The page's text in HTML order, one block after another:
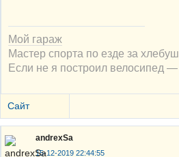
Мой гараж
Мастер спорта по езде за
Если не я построил велосипед
Сайт
andrexSa
15-12-2019 22:44:55